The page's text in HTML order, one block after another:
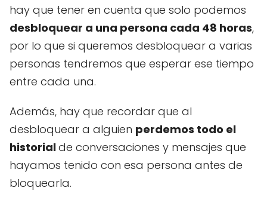
hay que tener en cuenta que solo podemos
desbloquear a una persona cada 48 horas,
por lo que si queremos desbloquear a varias
personas tendremos que esperar ese tiempo
entre cada una.
Además, hay que recordar que al
desbloquear a alguien perdemos todo el
historialde conversaciones y mensajes que
hayamos tenido con esa persona antes de
bloquearla.